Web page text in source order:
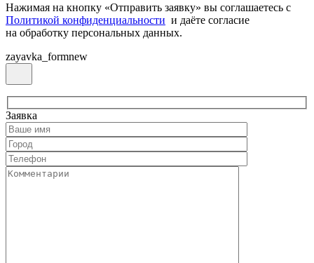
Нажимая на кнопку «Отправить заявку» вы соглашаетесь с
Политикой конфиденциальности и даёте согласие
на обработку персональных данных.
zayavka_formnew
Заявка